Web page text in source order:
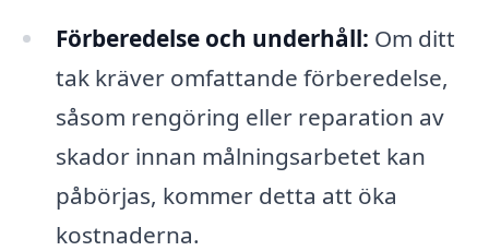
Förberedelse och underhåll: Om ditt
tak kräver omfattande förberedelse,
såsom rengöring eller reparation av
skador innan målningsarbetet kan
påbörjas, kommer detta att öka
kostnaderna.